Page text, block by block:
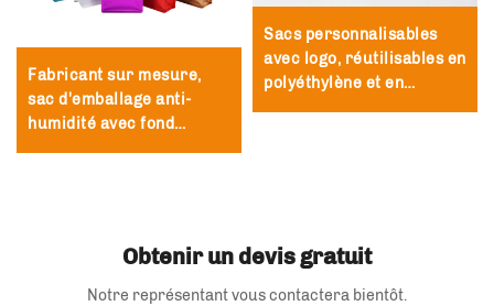
Fabricant sur mesure,
sac d'emballage anti-
humidité avec fond
Sacs personnalisables
avec logo, réutilisables en
polyéthylène et en
polyester holographiques,
Obtenir un devis gratuit
Notre représentant vous contactera bientôt.